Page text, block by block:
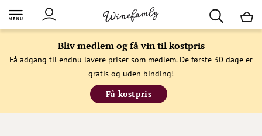
Bliv medlem og få vin til kostpris
Få adgang til endnu lavere priser som medlem. De første 30 dage er
gratis og uden binding!
Få kostpris